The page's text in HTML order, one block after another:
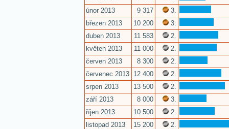
únor 2013
9 317
3.
březen 2013
10 200
3.
duben 2013
11 583
2.
květen 2013
11 000
2.
červen 2013
8 300
2.
červenec 2013 12 400
2.
srpen 2013
13 500
2.
září 2013
8 000
3.
říjen 2013
10 500
2.
listopad 2013
15 200
2.